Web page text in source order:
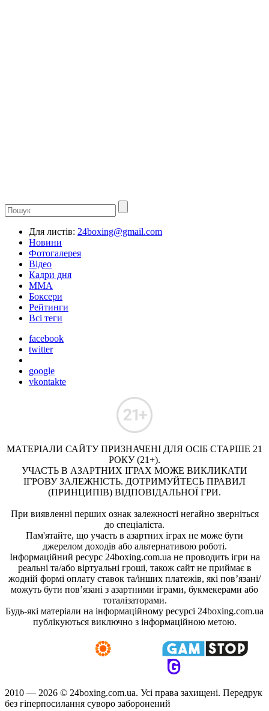
Для листів: 24boxing@gmail.com
Новини
Фотогалерея
Відео
Кадри дня
ММА
Боксери
Рейтинги
Всі теги
facebook
twitter
google
vkontakte
МАТЕРІАЛИ САЙТУ ПРИЗНАЧЕНІ ДЛЯ ОСІБ СТАРШЕ 21
РОКУ (21+).
УЧАСТЬ В АЗАРТНИХ ІГРАХ МОЖЕ ВИКЛИКАТИ
ІГРОВУ ЗАЛЕЖНІСТЬ. ДОТРИМУЙТЕСЬ ПРАВИЛ
(ПРИНЦИПІВ) ВІДПОВІДАЛЬНОЇ ГРИ.
При виявленні перших ознак залежності негайно зверніться
до спеціаліста.
Пам'ятайте, що участь в азартних іграх не може бути
джерелом доходів або альтернативою роботі.
Інформаційний ресурс 24boxing.com.ua не проводить ігри на
реальні та/або віртуальні гроші, також сайт не приймає в
жодній формі оплату ставок та/інших платежів, які пов’язані/
можуть бути пов’язані з азартними іграми, букмекерами або
тоталізаторами.
Будь-які матеріали на інформаційному ресурсі 24boxing.com.ua
публікуються виключно з інформаційною метою.
2010 — 2026 © 24boxing.com.ua. Усi права захищенi. Передрук
без гіперпосилання суворо заборонений